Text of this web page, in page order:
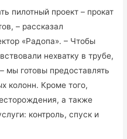
пилотный проект – прокат
– рассказал
«Радопа». – Чтобы
нехватку в трубе,
мы готовы предоставлять
колонн. Кроме того,
а также
контроль, спуск и